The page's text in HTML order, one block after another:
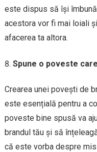
este dispus să își
acestora vor fi mai loiali
afacerea ta altora.
Spune o poveste
Crearea unei povești de
este esențială pentru a
poveste bine spusă va
brandul tău și să
că este vorba despre